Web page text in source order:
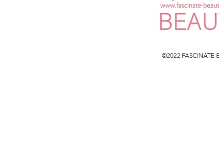
©2022 FASCINATE